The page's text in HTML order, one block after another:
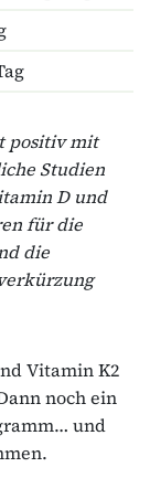
positiv mit
Studien
D und
für die
die
Vitamin K2
noch ein
und